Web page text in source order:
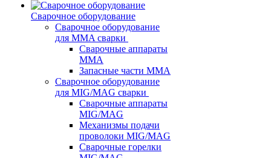
Сварочное оборудование
Сварочное оборудование
для MMA сварки
Сварочные аппараты
MMA
Запасные части MMA
Сварочное оборудование
для MIG/MAG сварки
Сварочные аппараты
MIG/MAG
Механизмы подачи
проволоки MIG/MAG
Сварочные горелки